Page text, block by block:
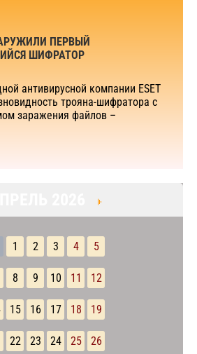
ПЕРВЫЙ
ШИФРАТОР
антивирусной компании ESET
трояна-шифратора с
заражения файлов –
2026
1 2 3 4 5
8 9 10 11 12
15 16 17 18 19
22 23 24 25 26